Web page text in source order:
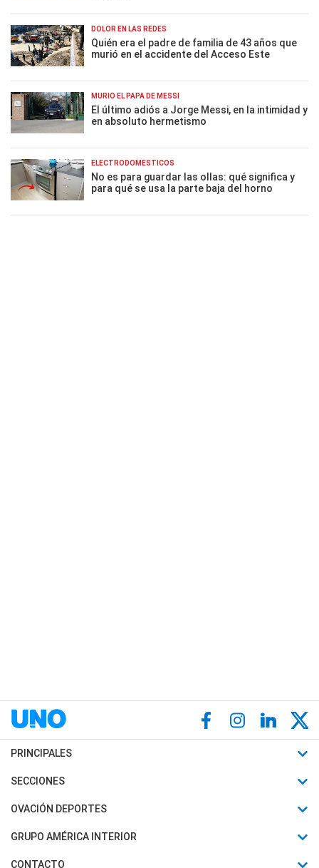
DOLOR EN LAS REDES
Quién era el padre de familia de 43 años que
murió en el accidente del Acceso Este
MURIÓ EL PAPÁ DE MESSI
El último adiós a Jorge Messi, en la intimidad y
en absoluto hermetismo
ELECTRODOMÉSTICOS
No es para guardar las ollas: qué significa y
para qué se usa la parte baja del horno
PRINCIPALES
Últimas Noticias
Política
SECCIONES
Horóscopo
Motores
OVACIÓN DEPORTES
Fútbol
Mundial
GRUPO AMÉRICA INTERIOR
Canal 7 en Vivo
CONTACTO